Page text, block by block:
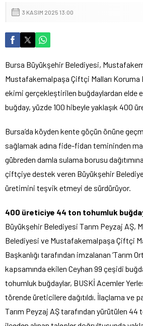
3 KASIM 2025 13:00
Bursa Büyükşehir Belediyesi,
Mustafakemalpaşa Çiftçi Malları Koruma
ekimi gerçekleştirilen buğdaylardan elde
buğday, yüzde 100 hibeyle yaklaşık 400
Bursa’da köyden kente göçün önüne
sağlamak adına fide-fidan temininden
gübreden damla sulama borusu
çiftçiye destek veren Büyükşehir
üretimini teşvik etmeyi de sürdürüyor.
400 üreticiye 44 ton tohumluk
Büyükşehir Belediyesi Tarım Peyzaj AŞ,
Belediyesi ve Mustafakemalpaşa Çiftçi
Başkanlığı tarafından imzalanan ‘Tarım
kapsamında ekilen Ceyhan 99 çeşidi
tohumluk buğdaylar, BUSKİ Acemler
törende üreticilere dağıtıldı. İlaçlama ve
Tarım Peyzaj AŞ tarafından yürütülen 44